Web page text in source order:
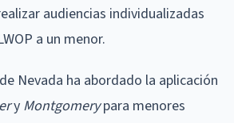
audiencias individualizadas
a un menor.
Nevada ha abordado la aplicación
y Montgomerypara menores